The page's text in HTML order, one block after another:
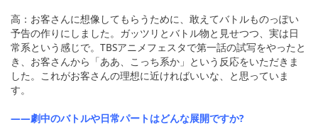
高：お客さんに想像してもらうために、敢えてバトルものっぽい
予告の作りにしました。ガッツリとバトル物と見せつつ、実は日
常系という感じで。TBSアニメフェスタで第一話の試写をやったと
き、お客さんから「ああ、こっち系か」という反応をいただきま
した。これがお客さんの理想に近ければいいな、と思っていま
す。
――劇中のバトルや日常パートはどんな展開ですか?